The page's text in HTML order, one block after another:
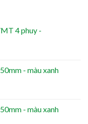
4 phuy -
- màu xanh
- màu xanh